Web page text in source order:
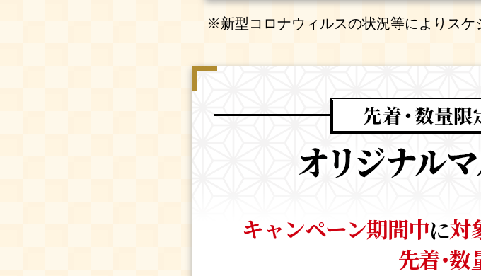
※新型コロナウィルスの状況等により スケ
キャンペーン期間中に対
先着･数